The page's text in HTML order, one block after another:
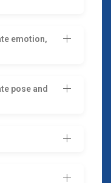
emotion,
pose and